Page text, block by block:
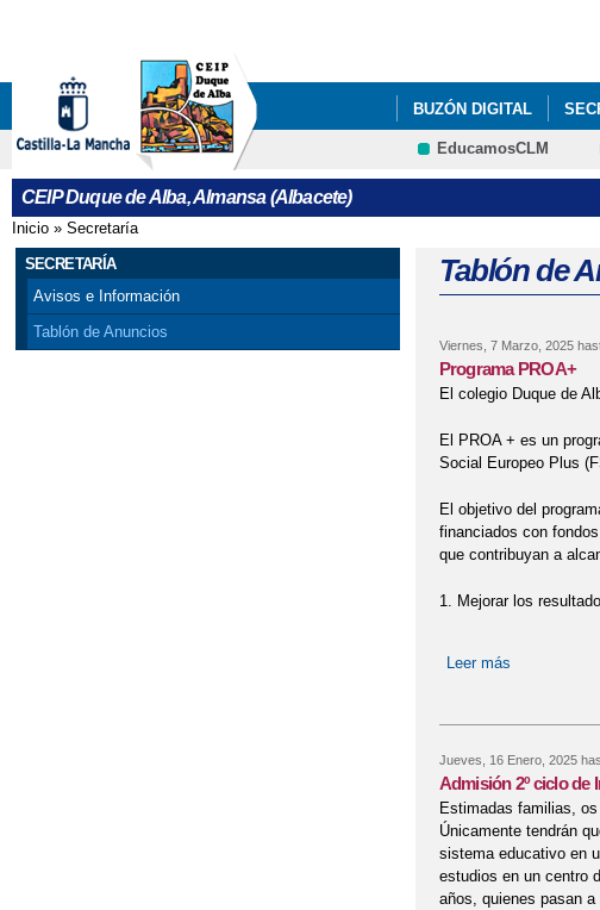
BUZÓN DIGITAL
PROYECTO DE
EducamosCLM
CEIP Duque de Alba, Almansa (Albacete)
Se encuentra usted aquí
Inicio » Secretaría
SECRETARÍA
Avisos e Información
Tablón de Anuncios
Tablón de
Viernes, 7 Marzo, 2025
Programa PROA+
El colegio Duque de
El PROA + es un
Social Europeo Plus
El objetivo del
financiados con
que contribuyan a
1. Mejorar los
Leer más
Jueves, 16 Enero, 2025
Admisión 2º ciclo de
Estimadas familias,
Únicamente tendrán
sistema educativo en
estudios en un centro
años, quienes pasan